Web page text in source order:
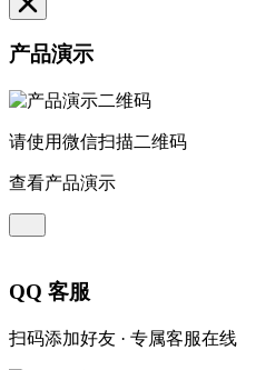
产品演示
请使用微信扫描二维码
查看产品演示
QQ 客服
扫码添加好友 · 专属客服在线